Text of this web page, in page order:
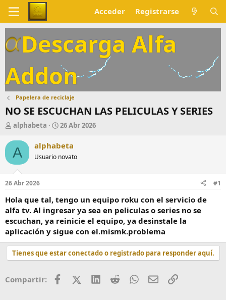
Acceder Registrarse
Descarga Alfa
Addon
Papelera de reciclaje
NO SE ESCUCHAN LAS PELICULAS Y SERIES
A
t
o
alphabeta
F
c
a
i
n
c
i
o
26 Abr 2026
A alphabeta
Usuario novato
26 Abr 2026 #1
Hola que tal, tengo un equipo roku con el servicio de
alfa tv. Al ingresar ya sea en peliculas o series no se
escuchan, ya reinicie el equipo, ya desinstale la
aplicación y sigue con el.mismk.problema
Tienes que estar conectado o registrado para responder aquí.
Compartir: FacebookX (Twitter)
LinkedIn
RedditWhatsApp
CorreoEnlace